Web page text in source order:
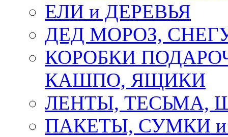
ЕЛИ и ДЕРЕВЬЯ
ДЕД МОРОЗ,
КОРОБКИ
КАШПО, ЯЩИКИ
ЛЕНТЫ, ТЕСЬМА,
ПАКЕТЫ, СУМКИ